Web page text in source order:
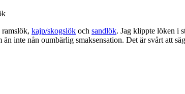
kajp/skogslök och sandlök. Jag klippte löken i
inte nån oumbärlig smaksensation. Det är svårt att